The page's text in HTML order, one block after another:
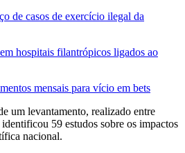
de casos de exercício ilegal da
hospitais filantrópicos ligados ao
mensais para vício em bets
um levantamento, realizado entre
59 estudos sobre os impactos
nacional.